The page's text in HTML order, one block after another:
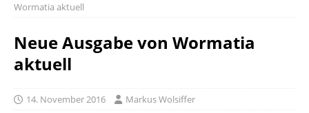
Wormatia aktuell
Neue Ausgabe von Wormatia
aktuell
14. November 2016 Markus Wolsiffer